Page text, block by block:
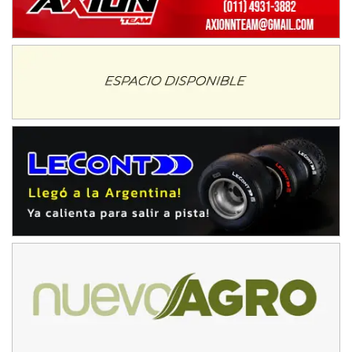
15/16/17-AGO
Ciudad de Zárate (Asfalto)
PROKART METROPOLITANO - F1
Ciudad Evita (Buenos Aires)
AKPS - F6
Kartódromo AKPS (Asfalto)
Comodoro Rivadavia (Chubut)
CORDOBES ASFALTO - F7
ENTRERRIANO - F6
Parque de la Velocidad (Asfalto)